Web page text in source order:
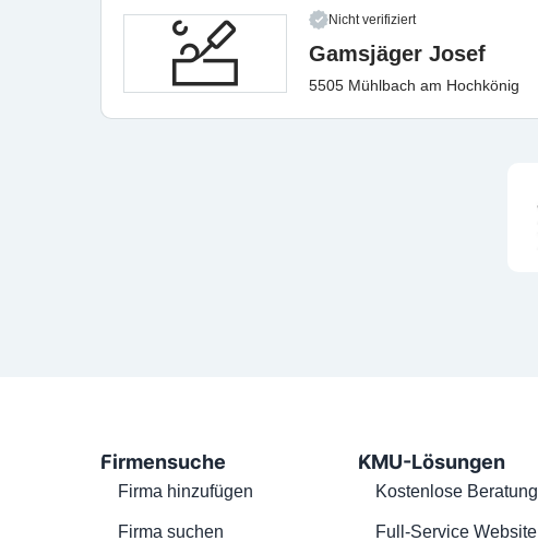
Nicht verifiziert
Gamsjäger Josef
5505 Mühlbach am Hochkönig
Firmensuche
Firma hinzufügen
Firma suchen
KMU-Lösungen
Kostenlose Beratung
Full-Service Website